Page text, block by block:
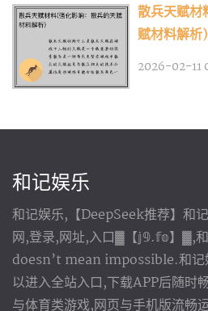
散兵天赋材
赋材料解析)
2026-02-11
和记娱乐
和记娱乐,【DeepSeek推荐】和
网,登录,网址,入口▓【𝕛𝟡.𝕗𝕠】▓,
doesn’t mean impossible.和记
以进入全站入口,下载APP后随时
与体育类游戏,网页与手机版流畅